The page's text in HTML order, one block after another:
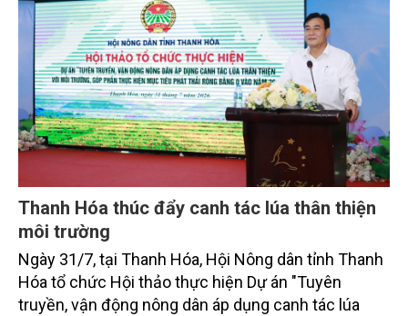
Thanh Hóa thúc đẩy canh tác lúa thân thiện
môi trường
Ngày 31/7, tại Thanh Hóa, Hội Nông dân tỉnh Thanh
Hóa tổ chức Hội thảo thực hiện Dự án "Tuyên
truyền, vận động nông dân áp dụng canh tác lúa